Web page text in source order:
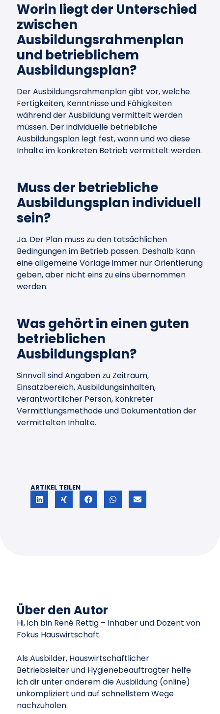
Worin liegt der Unterschied
zwischen
Ausbildungsrahmenplan
und betrieblichem
Ausbildungsplan?
Der Ausbildungsrahmenplan gibt vor, welche
Fertigkeiten, Kenntnisse und Fähigkeiten
während der Ausbildung vermittelt werden
müssen. Der individuelle betriebliche
Ausbildungsplan legt fest, wann und wo diese
Inhalte im konkreten Betrieb vermittelt werden.
Muss der betriebliche
Ausbildungsplan individuell
sein?
Ja. Der Plan muss zu den tatsächlichen
Bedingungen im Betrieb passen. Deshalb kann
eine allgemeine Vorlage immer nur Orientierung
geben, aber nicht eins zu eins übernommen
werden.
Was gehört in einen guten
betrieblichen
Ausbildungsplan?
Sinnvoll sind Angaben zu Zeitraum,
Einsatzbereich, Ausbildungsinhalten,
verantwortlicher Person, konkreter
Vermittlungsmethode und Dokumentation der
vermittelten Inhalte.
ARTIKEL TEILEN
Über den Autor
Hi, ich bin René Rettig – Inhaber und Dozent von
Fokus Hauswirtschaft.
Als Ausbilder, Hauswirtschaftlicher
Betriebsleiter und Hygienebeauftragter helfe
ich dir unter anderem die Ausbildung (online)
unkompliziert und auf schnellstem Wege
nachzuholen.